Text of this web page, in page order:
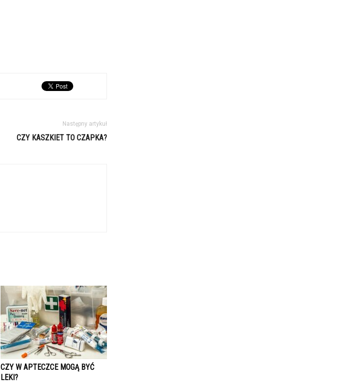
Następny artykuł
CZY KASZKIET TO CZAPKA?
CZY W APTECZCE MOGĄ BYĆ
LEKI?